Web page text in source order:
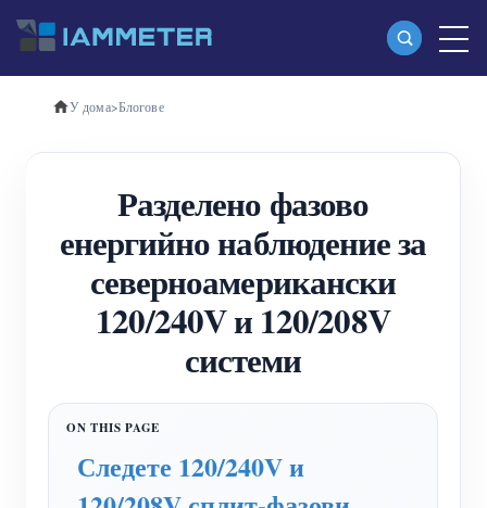
Продукти
(WEM3080)
Трифазен Wi-Fi измервател на енергия
(WEM3080T)
Трифазен Wi-Fi измервател на енергия
(WEM3046T)
WiFi контролер за захранване
У дома>Блогове
Разделено фазово
енергийно наблюдение за
северноамерикански
120/240V и 120/208V
системи
Следете 120/240V и